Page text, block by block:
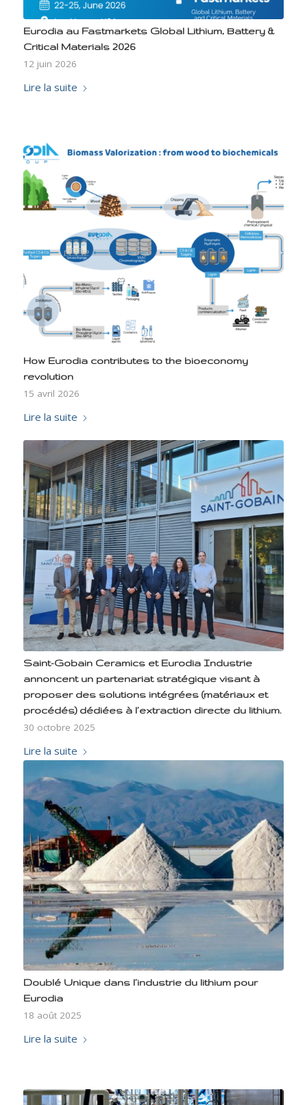
Eurodia au Fastmarkets Global Lithium, Battery &
Critical Materials 2026
12 juin 2026
Lire la suite
How Eurodia contributes to the bioeconomy
revolution
15 avril 2026
Lire la suite
Saint-Gobain Ceramics et Eurodia Industrie
annoncent un partenariat stratégique visant à
proposer des solutions intégrées (matériaux et
procédés) dédiées à l’extraction directe du lithium.
30 octobre 2025
Lire la suite
Doublé Unique dans l’industrie du lithium pour
Eurodia
18 août 2025
Lire la suite